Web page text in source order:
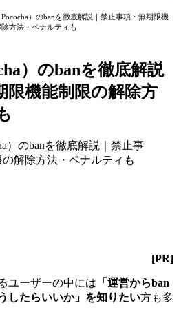
）のbanを徹底解説｜禁止事項・無期限機
方法・ペナルティも
）のbanを徹底解説
限機能制限の解除方
[PR]
ユーザーの中には 「運営からban
したらいいか」を知りたい方も多